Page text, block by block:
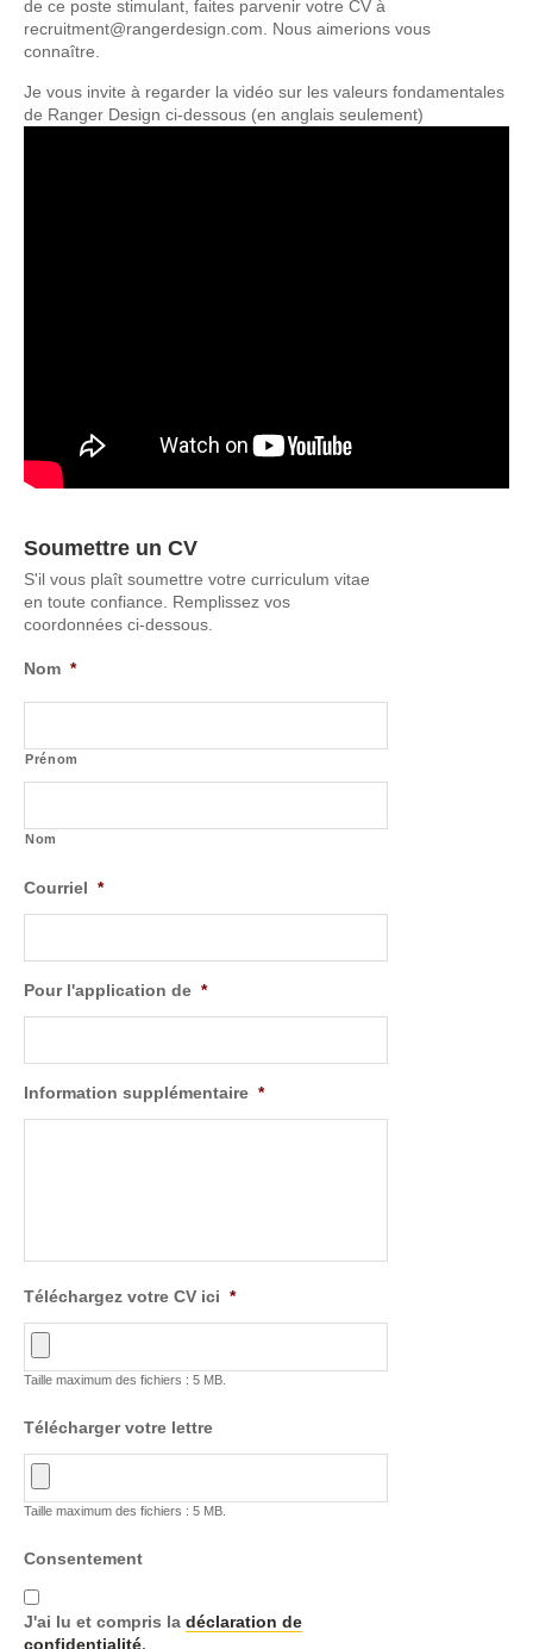
de ce poste stimulant, faites parvenir votre CV à
recruitment@rangerdesign.com . Nous aimerions vous
connaître.
Je vous invite à regarder la vidéo sur les valeurs fondamentales
de Ranger Design ci-dessous (en anglais seulement)
Soumettre un CV
S'il vous plaît soumettre votre curriculum vitae
en toute confiance. Remplissez vos
coordonnées ci-dessous.
Nom *
Prénom
Nom
Courriel *
Pour l'application de *
Information supplémentaire *
Téléchargez votre CV ici *
Taille maximum des fichiers : 5 MB.
Télécharger votre lettre
Taille maximum des fichiers : 5 MB.
Consentement
J'ai lu et compris la déclaration de
confidentialité.